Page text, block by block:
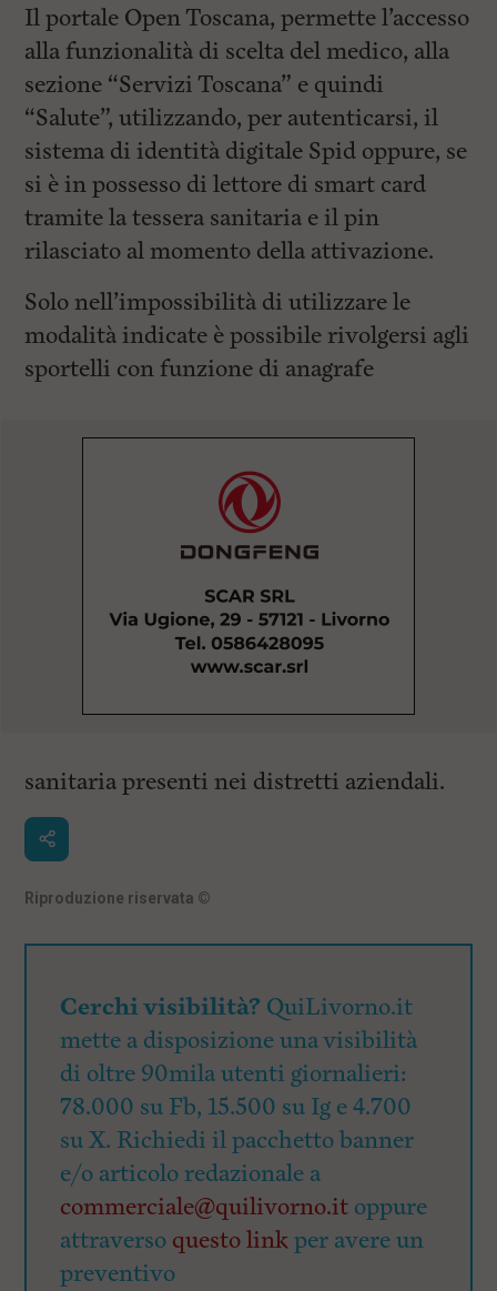
Il portale Open Toscana, permette l’accesso
alla funzionalità di scelta del medico, alla
sezione “Servizi Toscana” e quindi
“Salute”, utilizzando, per autenticarsi, il
sistema di identità digitale Spid oppure, se
si è in possesso di lettore di smart card
tramite la tessera sanitaria e il pin
rilasciato al momento della attivazione.
Solo nell’impossibilità di utilizzare le
modalità indicate è possibile rivolgersi agli
sportelli con funzione di anagrafe
sanitaria presenti nei distretti aziendali.
Riproduzione riservata ©
Cerchi visibilità? QuiLivorno.it
mette a disposizione una visibilità
di oltre 90mila utenti giornalieri:
78.000 su Fb, 15.500 su Ig e 4.700
su X. Richiedi il pacchetto banner
e/o articolo redazionale a
commerciale@quilivorno.it oppure
attraverso questo linkper avere un
preventivo